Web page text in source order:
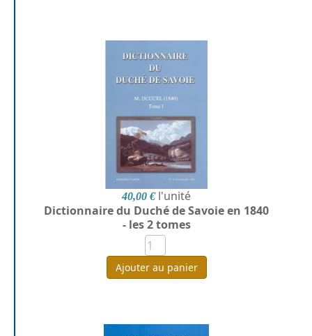
40,00 € l'unité
Dictionnaire du Duché de Savoie en 1840
- les 2 tomes
Ajouter au panier